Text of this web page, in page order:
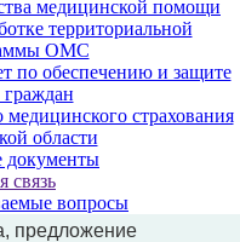
медицинской помощи
территориальной
ОМС
по обеспечению и защите
граждан
медицинского страхования
области
документы
связь
вопросы
предложение